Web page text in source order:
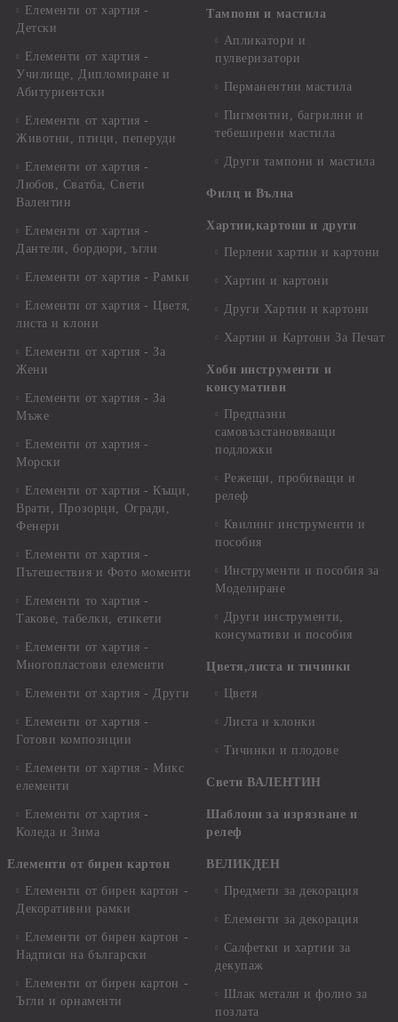
Елементи от хартия -
Детски
Елементи от хартия -
Училище, Дипломиране и
Абитуриентски
Елементи от хартия -
Животни, птици, пеперуди
Елементи от хартия -
Любов, Сватба, Свети
Валентин
Елементи от хартия -
Дантели, бордюри, ъгли
Елементи от хартия - Рамки
Елементи от хартия - Цветя,
листа и клони
Елементи от хартия - За
Жени
Елементи от хартия - За
Мъже
Елементи от хартия -
Морски
Елементи от хартия - Къщи,
Врати, Прозорци, Огради,
Фенери
Елементи от хартия -
Пътешествия и Фото моменти
Елементи то хартия -
Такове, табелки, етикети
Елементи от хартия -
Многопластови елементи
Елементи от хартия - Други
Елементи от хартия -
Готови композиции
Елементи от хартия - Микс
елементи
Елементи от хартия -
Коледа и Зима
Елементи от бирен картон
Елементи от бирен картон -
Декоративни рамки
Елементи от бирен картон -
Надписи на български
Елементи от бирен картон -
Ъгли и орнаменти
Тампони и мастила
Апликатори и
пулверизатори
Перманентни мастила
Пигментни, багрилни и
тебеширени мастила
Други тампони и мастила
Филц и Вълна
Хартии,картони и други
Перлени хартии и картони
Хартии и картони
Други Хартии и картони
Хартии и Картони За Печат
Хоби инструменти и
консумативи
Предпазни
самовъзстановяващи
подложки
Режещи, пробиващи и
релеф
Квилинг инструменти и
пособия
Инструменти и пособия за
Моделиране
Други инструменти,
консумативи и пособия
Цветя,листа и тичинки
Цветя
Листа и клонки
Тичинки и плодове
Свети ВАЛЕНТИН
Шаблони за изрязване и
релеф
ВЕЛИКДЕН
Предмети за декорация
Елементи за декорация
Салфетки и хартии за
декупаж
Шлак метали и фолио за
позлата